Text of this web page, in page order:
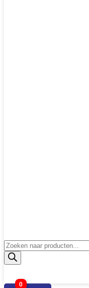
Producten
zoeken
0